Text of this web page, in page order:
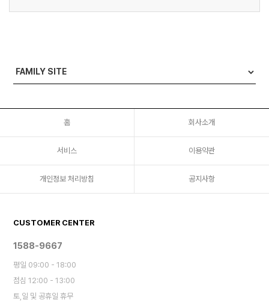
홈 회사소개
서비스 이용약관
개인정보 처리방침 공지사항
CUSTOMER CENTER
1588-9667
평일 09:00 - 18:00
점심 12:00 - 13:00
토,일 및 공휴일 휴무